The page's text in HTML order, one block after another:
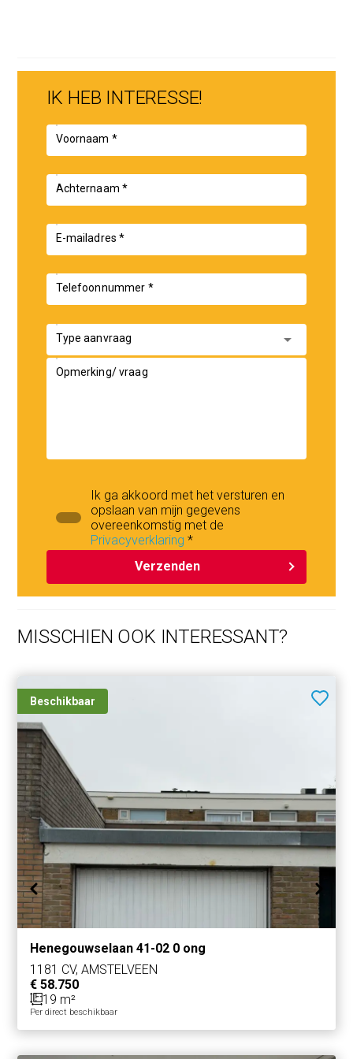
IK HEB INTERESSE!
Voornaam *
Achternaam *
E-mailadres *
Telefoonnummer *
Type aanvraag arrow_drop_down
Opmerking/ vraag
Ik ga akkoord met het versturen en
opslaan van mijn gegevens
overeenkomstig met de
Privacyverklaring *
Verzenden
MISSCHIEN OOK INTERESSANT?
Beschikbaar
Henegouwselaan 41-02 0 ong
1181 CV, AMSTELVEEN
€ 58.750
19 m²
Per direct beschikbaar